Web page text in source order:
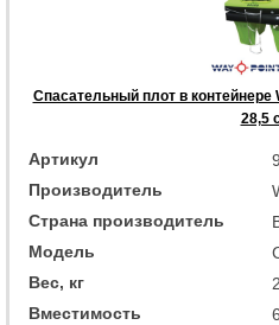
Спасательный плот в контейнере
28,5
Артикул
Производитель
Страна производитель
Модель
Вес, кг
Вместимость